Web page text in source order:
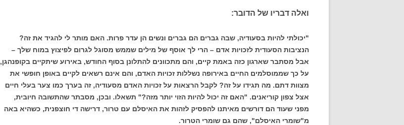
ואלה דבריו של הדובר:
"יכולתי להיות בסעודיה, שבה גברים הם גברים ונשים הן עדר פרות. האם מותר לי להגיד את זה?
הנציבות הסעודית לזכויות אדם – הרי לך אוסף של מילים שממש מסוגל לגרום לפיצוץ במוח שלך –
אבל מסתבר שארגון כזה באמת קיים, והם מתכוונים להתלונן בסוף החודש, באירוע שיתקיים בקופנהגן,
על כך שממוסלמים החיים באירופה נשללות זכויות האדם, והם אינם רשאים לקיים באופן חופשי את
מצוות דתם. מה תגידו על זה? לקבל הרצאות על זכויות האדם מסעודיה, זה בערך כמו צער בעלי חיים
אצל צפון קוריאנים. "האם זה יכול להיות הזוי יותר מזה?" תשאלו. ובכן, מסבתר שהתשובה חיובית,
מפני שעוד הם דורשים מאיתנו להפסיק לזהות את האיסלם עם טרור, דרישה די חוצפנית, כשהיא באה
מ"שומרי האיסלם", שהם גם שומרי הטרור.